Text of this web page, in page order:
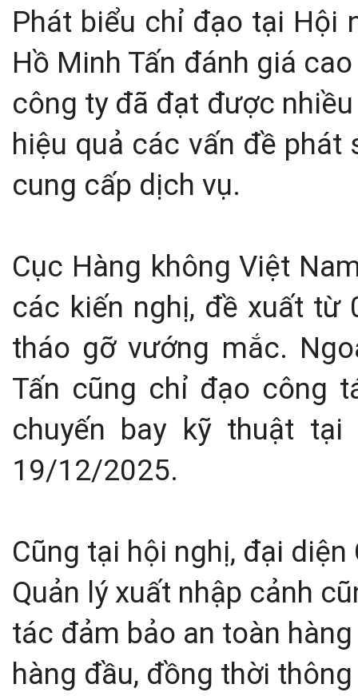
Phát biểu chỉ đạo tại Hội
Hồ Minh Tấn đánh giá
công ty đã đạt được
hiệu quả các vấn đề
cung cấp dịch vụ.
Cục Hàng không Việt
các kiến nghị, đề xuất từ
tháo gỡ vướng mắc.
Tấn cũng chỉ đạo công
chuyến bay kỹ thuật tại
19/12/2025.
Cũng tại hội nghị, đại
Quản lý xuất nhập cảnh
tác đảm bảo an toàn
hàng đầu, đồng thời